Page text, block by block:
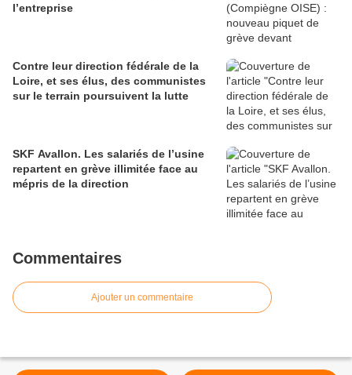
l’entreprise
Contre leur direction fédérale de la
Loire, et ses élus, des communistes
sur le terrain poursuivent la lutte
SKF Avallon. Les salariés de l’usine
repartent en grève illimitée face au
mépris de la direction
Commentaires
Ajouter un commentaire